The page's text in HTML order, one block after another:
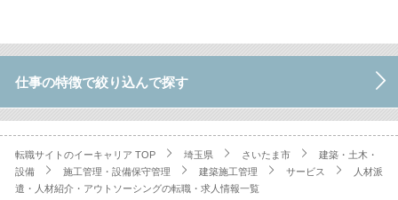
仕事の特徴で絞り込んで探す
転職サイトのイーキャリア TOP 埼玉県 さいたま市
建築・土木・
設備
施工管理・設備保守管理 建築施工管理 サービス
人材派
遣・人材紹介・アウトソーシングの転職・求人情報一覧